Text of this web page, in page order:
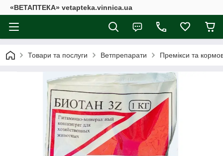
«ВЕТАПТЕКА» vetapteka.vinnica.ua
Товари та послуги Ветпрепарати Премікси та